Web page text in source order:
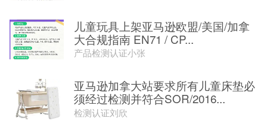
儿童玩具上架亚马逊欧盟/美国/加拿
大合规指南 EN71 / CP...
产品检测认证小张
亚马逊加拿大站要求所有儿童床垫必
须经过检测并符合SOR/2016...
检测认证刘欣